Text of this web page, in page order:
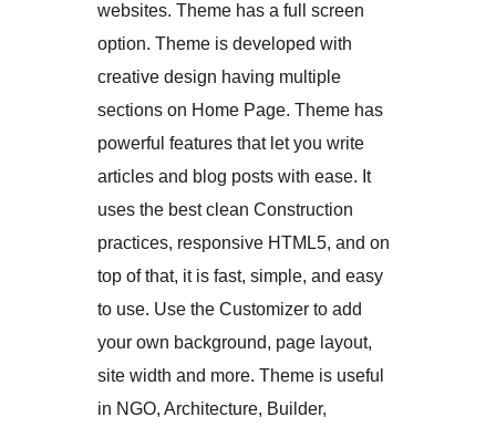
websites. Theme has a full screen
option. Theme is developed with
creative design having multiple
sections on Home Page. Theme has
powerful features that let you write
articles and blog posts with ease. It
uses the best clean Construction
practices, responsive HTML5, and on
top of that, it is fast, simple, and easy
to use. Use the Customizer to add
your own background, page layout,
site width and more. Theme is useful
in NGO, Architecture, Builder,